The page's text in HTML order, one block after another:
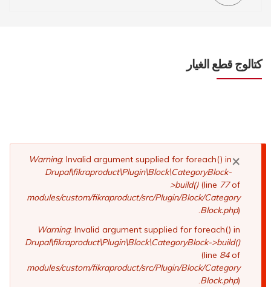
كتالوج قطع الغيار
رسالة
الخطأ
Warning: Invalid argument supplied for foreach() in
Drupal\fikraproduct\Plugin\Block\CategoryBlock-
>build()(line77of
modules/custom/fikraproduct/src/Plugin/Block/Category
Block.php
Warning: Invalid argument supplied for foreach() in
Drupal\fikraproduct\Plugin\Block\CategoryBlock->build()
(line84of
modules/custom/fikraproduct/src/Plugin/Block/Category
Block.php